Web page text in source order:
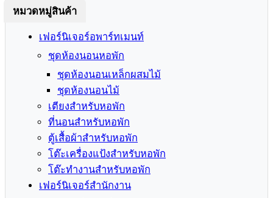
หมวดหมู่สินค้า
เฟอร์นิเจอร์อพาร์ทเมนท์
ชุดห้องนอนหอพัก
ชุดห้องนอนเหล็กผสมไม้
ชุดห้องนอนไม้
เตียงสำหรับหอพัก
ที่นอนสำหรับหอพัก
ตู้เสื้อผ้าสำหรับหอพัก
โต๊ะเครื่องแป้งสำหรับหอพัก
โต๊ะทำงานสำหรับหอพัก
เฟอร์นิเจอร์สำนักงาน